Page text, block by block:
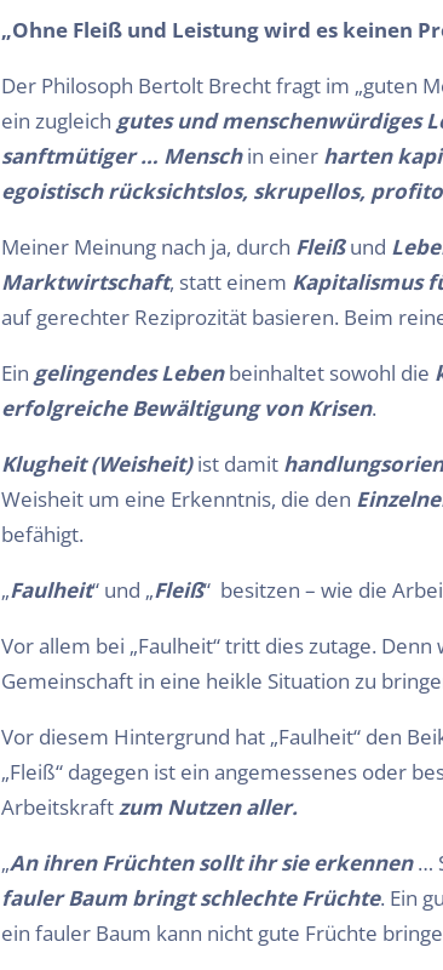
„Ohne Fleiß und Leistung wird es keinen
Der Philosoph Bertolt Brecht fragt im „guten
ein zugleich gutes und menschenwürdiges
sanftmütiger … Menschin einer harten
egoistisch rücksichtslos, skrupellos,
Meiner Meinung nach ja, durch Fleißund
Marktwirtschaft, statt einem Kapitalismus
auf gerechter Reziprozität basieren. Beim
Ein gelingendes Lebenbeinhaltet sowohl die
erfolgreiche Bewältigung von Krisen.
Klugheit (Weisheit)ist damit
Weisheit um eine Erkenntnis, die den
befähigt.
„Faulheit“ und „Fleiß“ besitzen – wie die
Vor allem bei „Faulheit“ tritt dies zutage.
Gemeinschaft in eine heikle Situation zu
Vor diesem Hintergrund hat „Faulheit“ den
„Fleiß“ dagegen ist ein angemessenes oder
Arbeitskraftzum Nutzen aller.
„An ihren Früchten sollt ihr sie erkennen…
fauler Baum bringt schlechte Früchte. Ein
ein fauler Baum kann nicht gute Früchte